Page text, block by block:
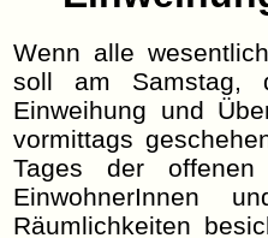
Wenn alle
soll am Samstag,
Einweihung und
vormittags
Tages der
EinwohnerInnen
Räumlichkeiten